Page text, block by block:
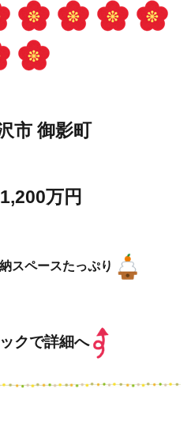
市 御影町
万円
スペースたっぷり
クで詳細へ